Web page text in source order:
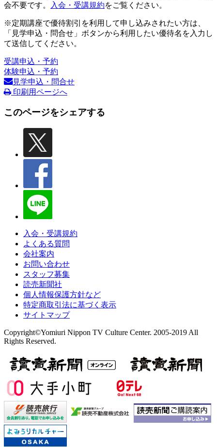
会不要です。
入会・受講規約をご覧ください。
※定期講座で優待割引を利用して申し込みされたい方は、
「見学申込・問合せ」ボタンから利用したい優待名を入力し
て送信してください。
受講申込・予約
体験申込・予約
見学申込・問合せ
印刷用ページへ
このページをシェアする
入会・受講規約
よくある質問
会社案内
お問い合わせ
スタッフ募集
読売新聞社
個人情報保護方針など
特定商取引法に基づく表示
サイトマップ
Copyright©Yomiuri Nippon TV Culture Center. 2005-2019 All
Rights Reserved.